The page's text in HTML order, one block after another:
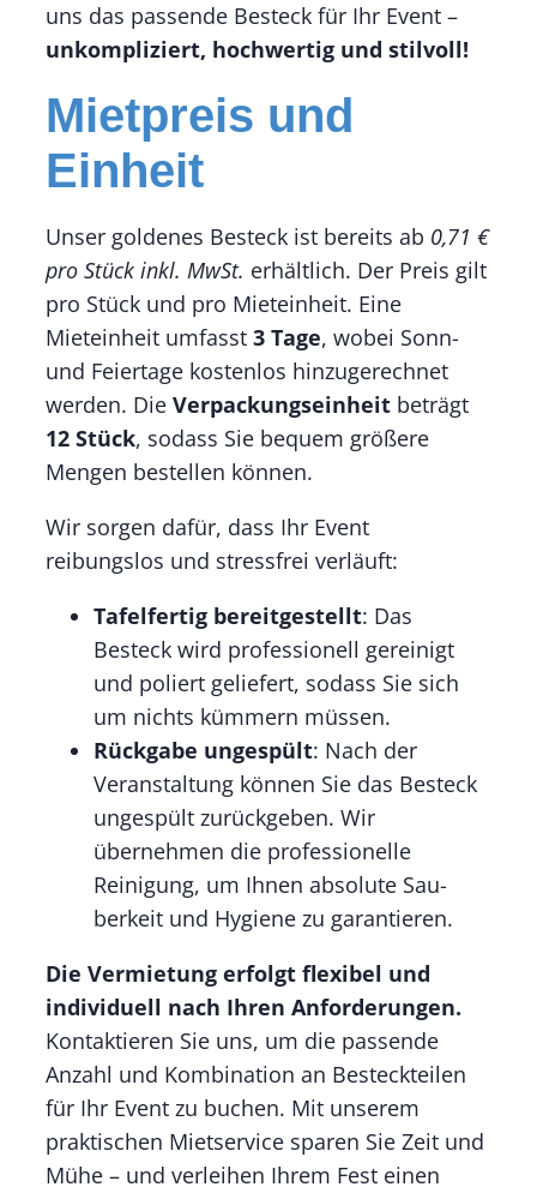
uns das passende Besteck für Ihr Event –
unkompliziert, hochwertig und stilvoll!
Mietpreis und
Einheit
Unser goldenes Besteck ist bereits ab 0,71 €
pro Stück inkl. MwSt. erhältlich. Der Preis gilt
pro Stück und pro Mieteinheit. Eine
Mieteinheit umfasst 3 Tage, wobei Sonn-
und Feiertage kostenlos hinzugerechnet
werden. Die Verpackungseinheit beträgt
12 Stück, sodass Sie bequem größere
Mengen bestellen können.
Wir sorgen dafür, dass Ihr Event
reibungslos und stressfrei verläuft:
Tafelfertig bereitgestellt: Das
Besteck wird professionell gereinigt
und poliert geliefert, sodass Sie sich
um nichts kümmern müssen.
Rückgabe ungespült: Nach der
Veranstaltung können Sie das Besteck
ungespült zurückgeben. Wir
übernehmen die professionelle
Reinigung, um Ihnen absolute Sau-
berkeit und Hygiene zu garantieren.
Die Vermietung erfolgt flexibel und
individuell nach Ihren Anforderungen.
Kontaktieren Sie uns, um die passende
Anzahl und Kombination an Besteckteilen
für Ihr Event zu buchen. Mit unserem
praktischen Mietservice sparen Sie Zeit und
Mühe – und verleihen Ihrem Fest einen